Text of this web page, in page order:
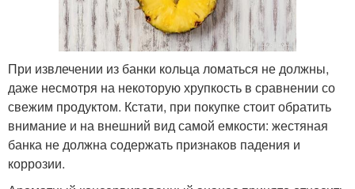
При извлечении из банки кольца ломаться не должны,
даже несмотря на некоторую хрупкость в сравнении со
свежим продуктом. Кстати, при покупке стоит обратить
внимание и на внешний вид самой емкости: жестяная
банка не должна содержать признаков падения и
коррозии.